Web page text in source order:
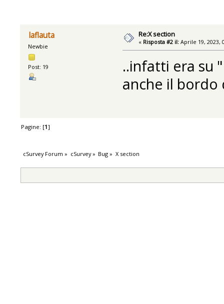
laflauta
Newbie
Post: 19
Re:X section
« Risposta #2 il: Aprile 19, 2023,
..infatti era su
anche il bordo
Pagine: [1]
cSurvey Forum » cSurvey» Bug » X section